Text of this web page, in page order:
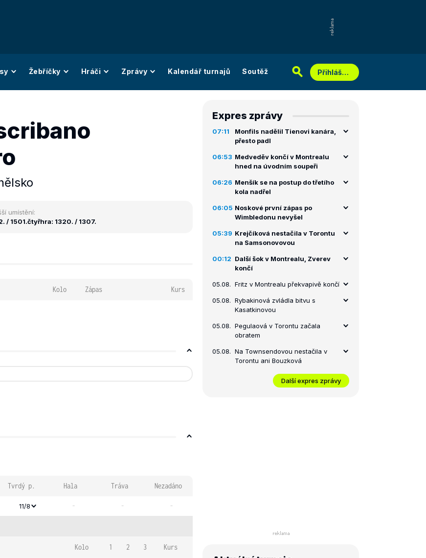
Žebříčky Hráči Zprávy Kalendář turnajů Soutěž Přihlášení
umístění:
/ 1501.čtyřhra: 1320. / 1307.
Kolo Zápas Kurs
Tvrdý p. Hala Tráva Nezadáno
11/8 - - -
Kolo 1 2 3 Kurs
Expres zprávy
07:11
Monfils nadělil Tienovi kanára,
přesto padl
06:53 Medveděv končí v Montrealu
hned na úvodním soupeři
06:26 Menšík se na postup do třetího
kola nadřel
06:05 Noskové první zápas po
Wimbledonu nevyšel
05:39 Krejčíková nestačila v Torontu
na Samsonovovou
00:12 Další šok v Montrealu, Zverev
končí
05.08. Fritz v Montrealu překvapivě končí
05.08. Rybakinová zvládla bitvu s
Kasatkinovou
05.08. Pegulaová v Torontu začala
obratem
05.08. Na Townsendovou nestačila v
Torontu ani Bouzková
Další expres zprávy